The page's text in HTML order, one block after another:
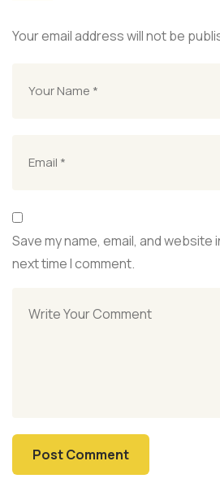
Your email address will not be
Save my name, email, and
next time I comment.